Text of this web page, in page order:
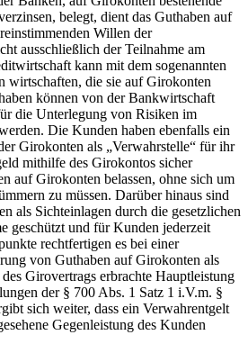
belegt, dient das Guthaben auf
Willen der
ausschließlich der Teilnahme am
kann mit dem sogenannten
wirtschaften, die sie auf Girokonten
können von der Bankwirtschaft
die Unterlegung von Risiken im
Die Kunden haben ebenfalls ein
Girokonten als „Verwahrstelle“ für ihr
mithilfe des Girokontos sicher
auf Girokonten belassen, ohne sich um
zu müssen. Darüber hinaus sind
als Sichteinlagen durch die gesetzlichen
geschützt und für Kunden jederzeit
rechtfertigen es bei einer
von Guthaben auf Girokonten als
Girovertrags erbrachte Hauptleistung
der § 700 Abs. 1 Satz 1 i.V.m. §
sich weiter, dass ein Verwahrentgelt
Gegenleistung des Kunden